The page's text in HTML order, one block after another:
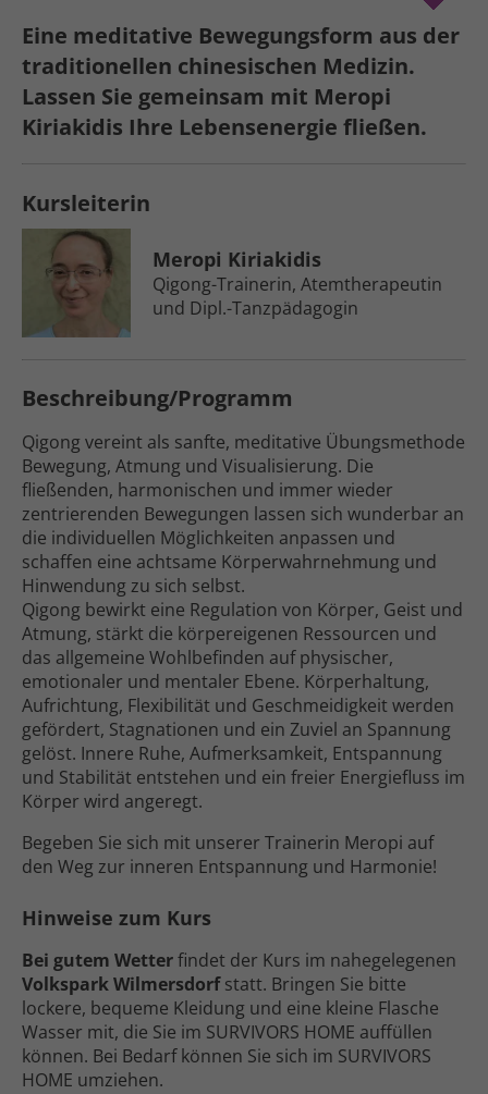
Eine meditative Bewegungs­form aus der
traditionellen chinesischen Medizin.
Lassen Sie gemeinsam mit Meropi
Kiriakidis Ihre Lebens­energie fließen.
Kursleiterin
Meropi Kiriakidis
Qigong-Trainerin, Atem­therapeutin
und Dipl.-Tanzpädagogin
Beschreibung/Programm
Qigong vereint als sanfte, meditative Übungs­methode
Bewegung, Atmung und Visualisierung. Die
fließenden, harmonischen und immer wieder
zentrierenden Bewegungen lassen sich wunderbar an
die individuellen Möglichkeiten anpassen und
schaffen eine achtsame Körper­wahrnehmung und
Hinwendung zu sich selbst.
Qigong bewirkt eine Regulation von Körper, Geist und
Atmung, stärkt die körper­eigenen Ressourcen und
das allgemeine Wohl­befinden auf physischer,
emotionaler und mentaler Ebene. Körper­haltung,
Aufrichtung, Flexibilität und Geschmeidigkeit werden
gefördert, Stagnationen und ein Zuviel an Spannung
gelöst. Innere Ruhe, Aufmerksamkeit, Entspannung
und Stabilität entstehen und ein freier Energie­fluss im
Körper wird angeregt.
Begeben Sie sich mit unserer Trainerin Meropi auf
den Weg zur inneren Entspannung und Harmonie!
Hinweise zum Kurs
Bei gutem Wetterfindet der Kurs im nahe­gelegenen
Volkspark Wilmersdorfstatt. Bringen Sie bitte
lockere, bequeme Kleidung und eine kleine Flasche
Wasser mit, die Sie im SURVIVORS HOME auffüllen
können. Bei Bedarf können Sie sich im SURVIVORS
HOME umziehen.
Spenden